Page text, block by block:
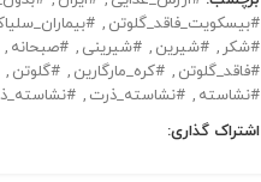
#بیسکویت_فاقد_گلوتن ,
#شکر , #شیرین , #شیرینی , #صبحانه ,
#فاقد_گلوتن , #کره_مارگارین , #گلوتن ,
#نشاسته , #نشاسته_ذرت ,
اشتراک گذاری: